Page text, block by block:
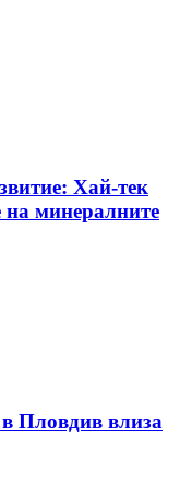
Хай-тек
на минералните
Пловдив влиза